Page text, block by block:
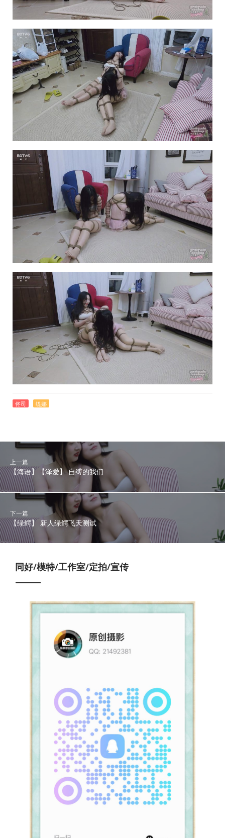
佟司 缇娜
上一篇
【海语】【泽爱】 自缚的我们
下一篇
【绿鳄】 新人绿鳄飞天测试
同好/模特/工作室/定拍/宣传